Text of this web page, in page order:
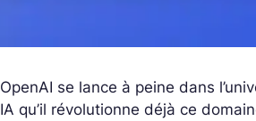
OpenAI se lance à peine dans
IA qu’il révolutionne déjà ce